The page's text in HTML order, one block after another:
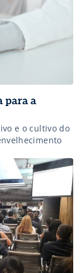
para a
e o cultivo do